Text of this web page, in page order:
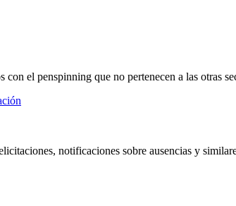
con el penspinning que no pertenecen a las otras
notificaciones sobre ausencias y